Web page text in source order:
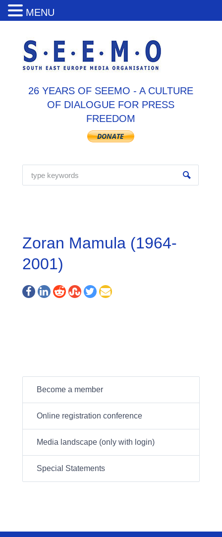
26 YEARS OF SEEMO - A CULTURE
OF DIALOGUE FOR PRESS
FREEDOM
Zoran Mamula (1964-
2001)
Become a member
Online registration conference
Media landscape (only with login)
Special Statements
MENU